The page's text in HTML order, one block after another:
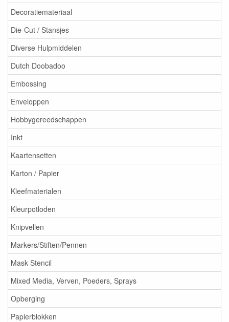
Decoratiemateriaal
Die-Cut / Stansjes
Diverse Hulpmiddelen
Dutch Doobadoo
Embossing
Enveloppen
Hobbygereedschappen
Inkt
Kaartensetten
Karton / Papier
Kleefmaterialen
Kleurpotloden
Knipvellen
Markers/Stiften/Pennen
Mask Stencil
Mixed Media, Verven, Poeders, Sprays
Opberging
Papierblokken